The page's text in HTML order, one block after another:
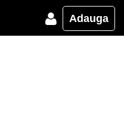
Adauga